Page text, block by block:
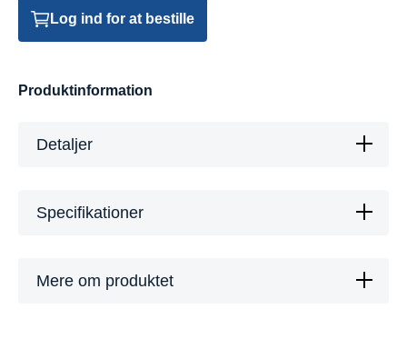
Log ind for at bestille
Produktinformation
Detaljer
Specifikationer
Mere om produktet